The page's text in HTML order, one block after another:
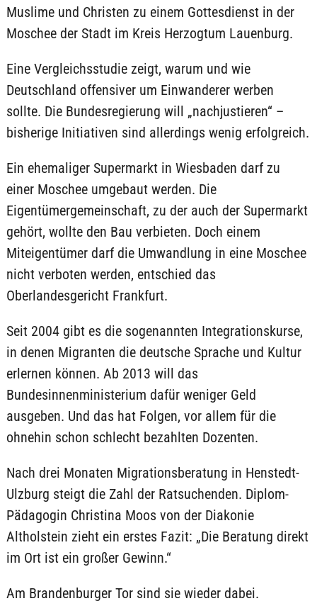
Muslime und Christen zu einem Gottesdienst in der
Moschee der Stadt im Kreis Herzogtum Lauenburg.
Eine Vergleichsstudie zeigt, warum und wie
Deutschland offensiver um Einwanderer werben
sollte. Die Bundesregierung will „nachjustieren“ –
bisherige Initiativen sind allerdings wenig erfolgreich.
Ein ehemaliger Supermarkt in Wiesbaden darf zu
einer Moschee umgebaut werden. Die
Eigentümergemeinschaft, zu der auch der Supermarkt
gehört, wollte den Bau verbieten. Doch einem
Miteigentümer darf die Umwandlung in eine Moschee
nicht verboten werden, entschied das
Oberlandesgericht Frankfurt.
Seit 2004 gibt es die sogenannten Integrationskurse,
in denen Migranten die deutsche Sprache und Kultur
erlernen können. Ab 2013 will das
Bundesinnenministerium dafür weniger Geld
ausgeben. Und das hat Folgen, vor allem für die
ohnehin schon schlecht bezahlten Dozenten.
Nach drei Monaten Migrationsberatung in Henstedt-
Ulzburg steigt die Zahl der Ratsuchenden. Diplom-
Pädagogin Christina Moos von der Diakonie
Altholstein zieht ein erstes Fazit: „Die Beratung direkt
im Ort ist ein großer Gewinn.“
Am Brandenburger Tor sind sie wieder dabei.